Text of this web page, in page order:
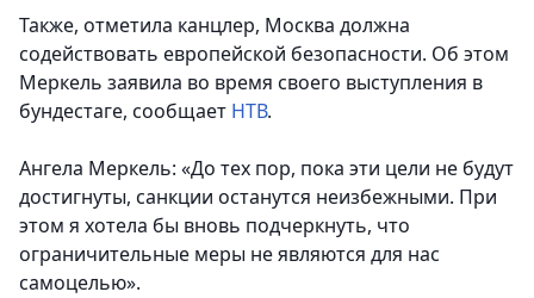
Также, отметила канцлер, Москва должна
содействовать европейской безопасности. Об этом
Меркель заявила во время своего выступления в
бундестаге, сообщает НТВ.
Ангела Меркель: «До тех пор, пока эти цели не будут
достигнуты, санкции останутся неизбежными. При
этом я хотела бы вновь подчеркнуть, что
ограничительные меры не являются для нас
самоцелью».